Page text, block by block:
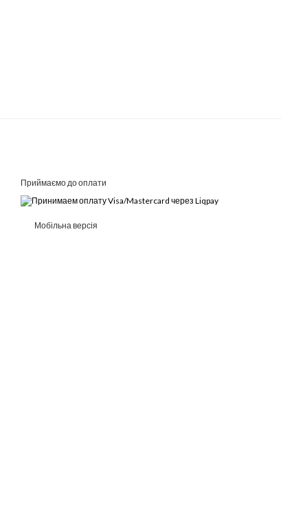
Приймаємо до оплати
Мобільна версія